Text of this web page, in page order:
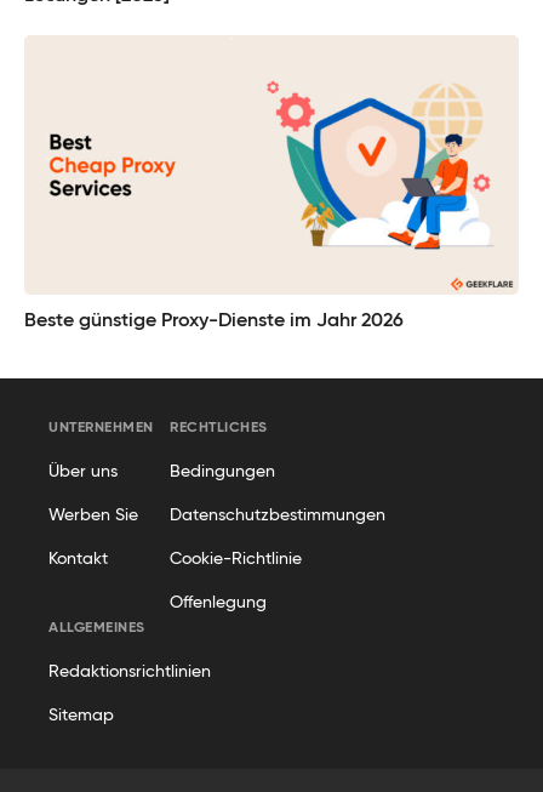
Beste günstige Proxy-Dienste im Jahr 2026
UNTERNEHMEN
Über uns
Werben Sie
Kontakt
RECHTLICHES
Bedingungen
Datenschutzbestimmungen
Cookie-Richtlinie
Offenlegung
ALLGEMEINES
Redaktionsrichtlinien
Sitemap